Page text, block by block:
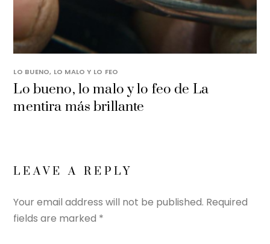
LO BUENO, LO MALO Y LO FEO
Lo bueno, lo malo y lo feo de La
mentira más brillante
LEAVE A REPLY
Your email address will not be published. Required
fields are marked *